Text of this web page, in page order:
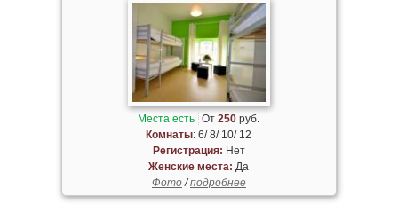
Места есть От250 руб.
Комнаты: 6/ 8/ 10/ 12
Регистрация: Нет
Женские места: Да
Фото/подробнее